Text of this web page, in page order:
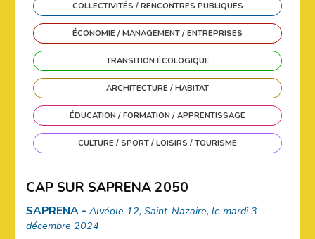
COLLECTIVITÉS / RENCONTRES PUBLIQUES
ÉCONOMIE / MANAGEMENT / ENTREPRISES
TRANSITION ÉCOLOGIQUE
ARCHITECTURE / HABITAT
ÉDUCATION / FORMATION / APPRENTISSAGE
CULTURE / SPORT / LOISIRS / TOURISME
CAP SUR SAPRENA 2050
SAPRENA - Alvéole 12, Saint-Nazaire, le mardi 3
décembre 2024